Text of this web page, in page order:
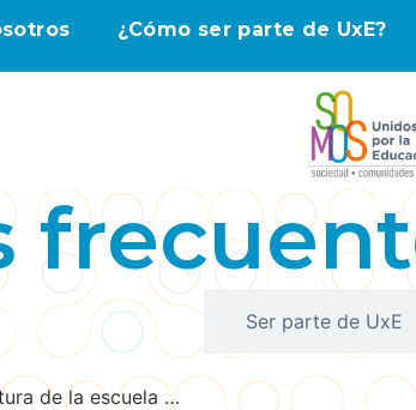
¿Cómo ser parte de UxE?
Ayuda a escuelas Ser parte de UxE
de la escuela …